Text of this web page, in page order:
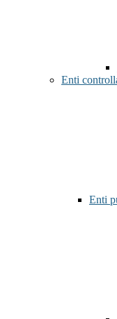
Enti
Enti